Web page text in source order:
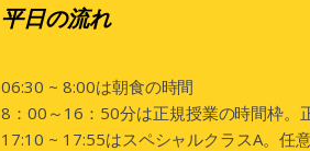
平日の流れ
06:30 ~ 8:00は朝食の時間
8：00～16：50分は正規授業の時間枠。
17:10 ~ 17:55はスペシャルクラスA。任